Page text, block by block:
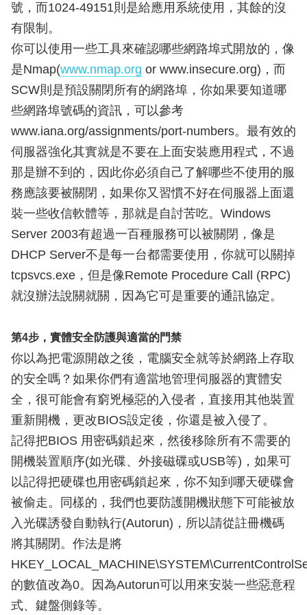
號，而1024-49151則是給應用系統使用，其餘的沒
有限制。
你可以使用一些工具來確認哪些網路埠式開放的，像
是Nmap(www.nmap.org or www.insecure.org)，而
SCW則是預設關閉所有的網路埠，你如果要知道哪
些網路埠號碼的資訊，可以參考
www.iana.org/assignments/port-numbers。最有效的
伺服器強化其實就是不要在上面安裝應用程式，不過
那是辦不到的，因此你必須自己了解哪些不使用的服
務應該要被關閉，如果你又習慣不好在伺服器上面還
裝一些收信軟體等，那就是自討苦吃。Windows
Server 2003有超過一百種服務可以被關閉，像是
DHCP Server不是每一台都需要使用，你就可以關掉
tcpsvcs.exe，但是像Remote Procedure Call (RPC)
就沒辦法說關就關，因為它可是重要的通訊協定。
第4步，實體安全防護與適當的門禁
你以為把電源開啟之後，電腦安全就等於網路上存取
的安全嗎？如果你們有適當地管理伺服器的實體安
全，很可能會有窮兇極惡的入侵者，直接用其他裝置
重新開機，更改BIOS設定後，你還是被入侵了。
記得把BIOS 用密碼鎖起來，然後移除所有不需要的
開機裝置順序(如光碟、外接磁碟或USB等)，如果可
以記得把硬碟也用密碼鎖起來，你不知到哪天硬碟會
被偷走。同樣的，我們也要防護開機狀態下可能被放
入光碟誘發自動執行(Autorun)，所以請從註冊機碼
將其關閉。作法是將
的數值改為0。因為Autorun可以用來安裝一些惡意程
式、鍵盤側錄等。